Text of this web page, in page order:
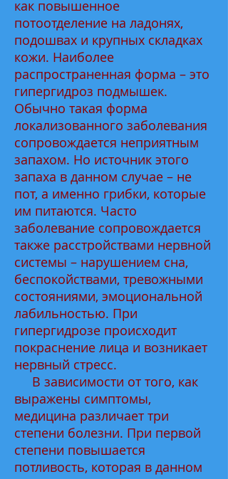
как повышенное
потоотделение на ладонях,
подошвах и крупных складках
кожи. Наиболее
распространенная форма – это
гипергидроз подмышек.
Обычно такая форма
локализованного заболевания
сопровождается неприятным
запахом. Но источник этого
запаха в данном случае – не
пот, а именно грибки, которые
им питаются. Часто
заболевание сопровождается
также расстройствами нервной
системы – нарушением сна,
беспокойствами, тревожными
состояниями, эмоциональной
лабильностью. При
гипергидрозе происходит
покраснение лица и возникает
нервный стресс.
В зависимости от того, как
выражены симптомы,
медицина различает три
степени болезни. При первой
степени повышается
потливость, которая в данном